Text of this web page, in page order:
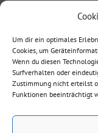
Um dir ein optimales
Cookies, um
Wenn du diesen
Surfverhalten oder
Zustimmung nicht erteilst
Funktionen beeinträchtigt
Ältere Beiträge